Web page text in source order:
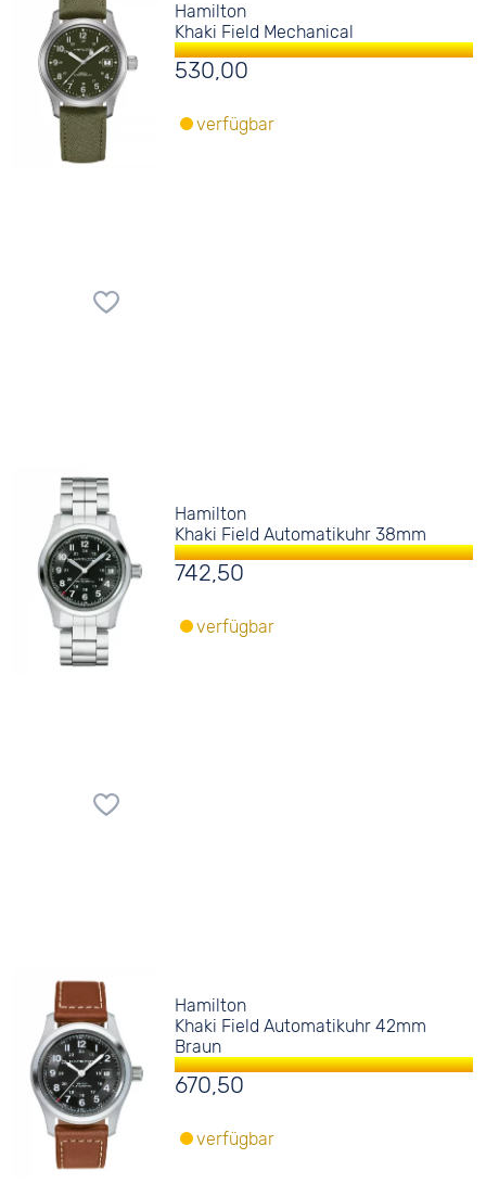
Hamilton
Khaki Field Mechanical
530,00
verfügbar
Hamilton
Khaki Field Automatikuhr 38mm
742,50
verfügbar
Hamilton
Khaki Field Automatikuhr 42mm
Braun
670,50
verfügbar